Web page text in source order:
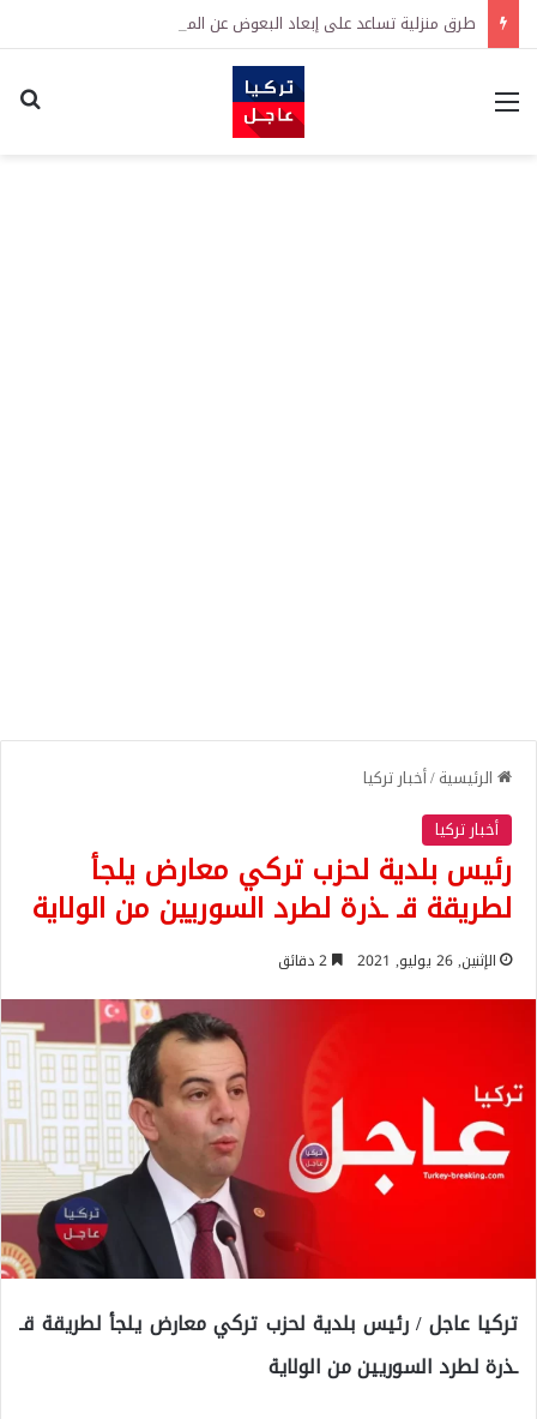
طرق منزلية تساعد على إبعاد البعوض عن المنزل في الصيف
القائمة
الرئيسية/أخبار تركيا
أخبار تركيا
رئيس بلدية لحزب تركي معارض يلجأ
لطريقة قـ ـذرة لطرد السوريين من الولاية
الإثنين, 26 يوليو, 2021
تركيا عاجل / رئيس بلدية لحزب تركي معارض يلجأ لطريقة قـ
ـذرة لطرد السوريين من الولاية